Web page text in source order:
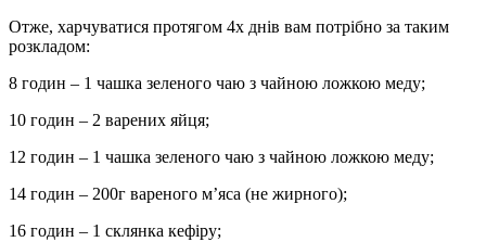
Отже, харчуватися протягом 4х днів вам потрібно за таким
розкладом:
8 годин – 1 чашка зеленого чаю з чайною ложкою меду;
10 годин – 2 варених яйця;
12 годин – 1 чашка зеленого чаю з чайною ложкою меду;
14 годин – 200г вареного м’яса (не жирного);
16 годин – 1 склянка кефіру;